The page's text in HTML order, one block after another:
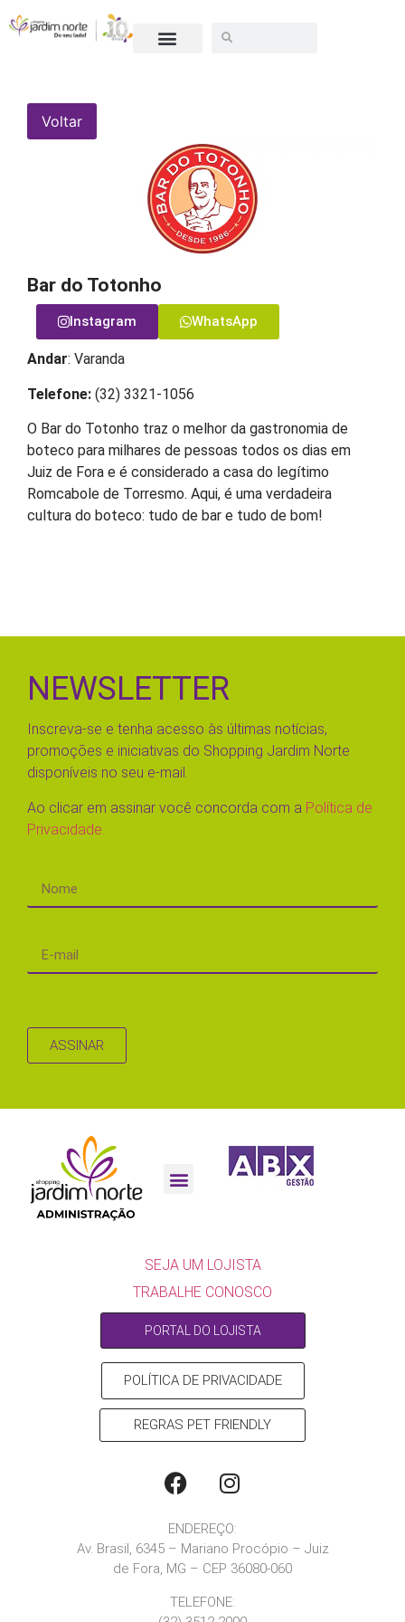
Voltar
Bar do Totonho
Instagram WhatsApp
Andar: Varanda
Telefone: (32) 3321-1056
O Bar do Totonho traz o melhor da gastronomia de
boteco para milhares de pessoas todos os dias em
Juiz de Fora e é considerado a casa do legítimo
Romcabole de Torresmo. Aqui, é uma verdadeira
cultura do boteco: tudo de bar e tudo de bom!
NEWSLETTER
Inscreva-se e tenha acesso às últimas notícias,
promoções e iniciativas do Shopping Jardim Norte
disponíveis no seu e-mail.
Ao clicar em assinar você concorda com a Política de
Privacidade.
ASSINAR
SEJA UM LOJISTA
TRABALHE CONOSCO
PORTAL DO LOJISTA
POLÍTICA DE PRIVACIDADE
REGRAS PET FRIENDLY
ENDEREÇO:
Av. Brasil, 6345 – Mariano Procópio – Juiz
de Fora, MG – CEP 36080-060
TELEFONE: